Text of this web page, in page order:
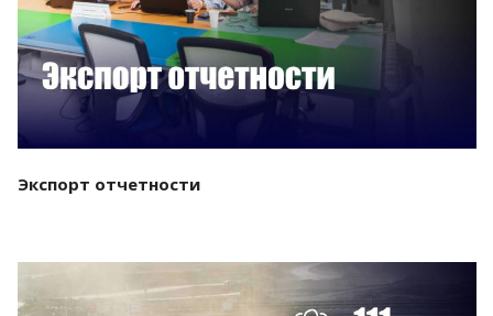
Экспорт отчетности